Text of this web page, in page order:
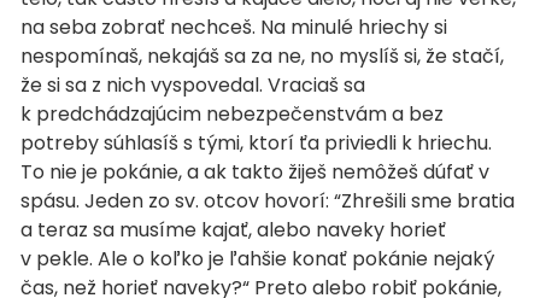
na seba zobrať nechceš. Na minulé hriechy si
nespomínaš, nekajáš sa za ne, no myslíš si, že stačí,
že si sa z nich vyspovedal. Vraciaš sa
k predchádzajúcim nebezpečenstvám a bez
potreby súhlasíš s tými, ktorí ťa priviedli k hriechu.
To nie je pokánie, a ak takto žiješ nemôžeš dúfať v
spásu. Jeden zo sv. otcov hovorí: “Zhrešili sme bratia
a teraz sa musíme kajať, alebo naveky horieť
v pekle. Ale o koľko je ľahšie konať pokánie nejaký
čas, než horieť naveky?“ Preto alebo robiť pokánie,